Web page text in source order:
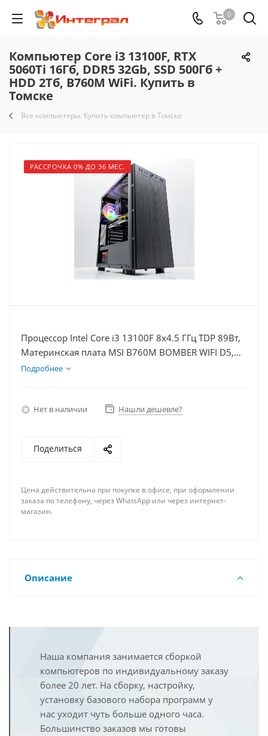
0
Компьютер Core i3 13100F, RTX
5060Ti 16Гб, DDR5 32Gb, SSD 500Гб +
HDD 2Тб, B760M WiFi. Купить в
Томске
Все компьютеры. Купить компьютер в Томске
РАССРОЧКА 0% ДО 36 МЕС.
Процессор Intel Core i3 13100F 8x4.5 ГГц TDP 89Вт,
Материнская плата MSI B760M BOMBER WIFI D5,
Видеокарта RTX 5060Ti 16Гб, Память DDR5 32Gb,
Подробнее
Нет в наличии Нашли дешевле?
Поделиться
Цена действительна при покупке в офисе, при оформлении
заказа по телефону, через WhatsApp или через интернет-
магазин.
Описание
Наша компания занимается сборкой
компьютеров по индивидуальному заказу
более 20 лет. На сборку, настройку,
установку базового набора программ у
нас уходит чуть больше одного часа.
Большинство заказов мы готовы